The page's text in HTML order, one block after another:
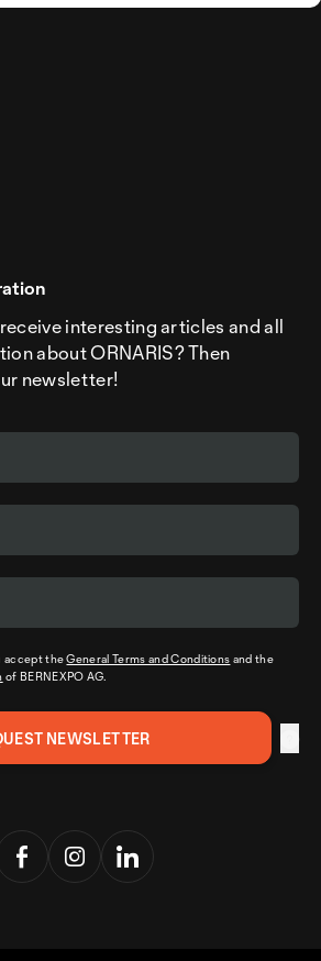
interesting articles and all
about ORNARIS? Then
newsletter!
accept theGeneral Terms and Conditions and the
of BERNEXPO AG.